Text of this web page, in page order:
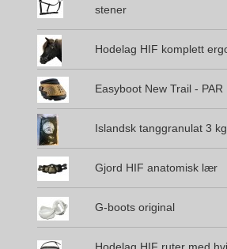
stener
Hodelag HIF komplett
Easyboot New Trail - PAR
Islandsk tanggranulat 3 kg.
Gjord HIF anatomisk lær
G-boots original